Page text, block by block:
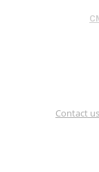
Contact us